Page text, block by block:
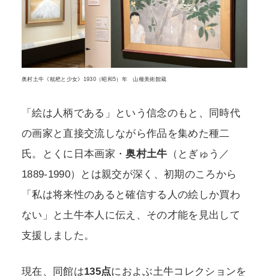
奥村土牛《枇杷と少女》1930（昭和5）年 山種美術館蔵
「絵は人柄である」という信念のもと、同時代
の画家と直接交流しながら作品を集めた種二
氏。とくに日本画家・奥村土牛 （とぎゅう／
1889-1990）とは親交が深く、初期のころから
「私は将来性のあると確信する人の絵しか買わ
ない」と土牛本人に伝え、その才能を見出して
支援しました。
現在、同館は135点におよぶ土牛コレクションを